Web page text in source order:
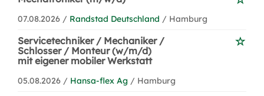
07.08.2026 / Randstad Deutschland / Hamburg
Servicetechniker / Mechaniker /
Schlosser / Monteur (w/m/d)
mit eigener mobiler Werkstatt
05.08.2026 / Hansa-flex Ag / Hamburg